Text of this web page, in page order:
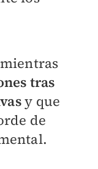
tras
y que
de